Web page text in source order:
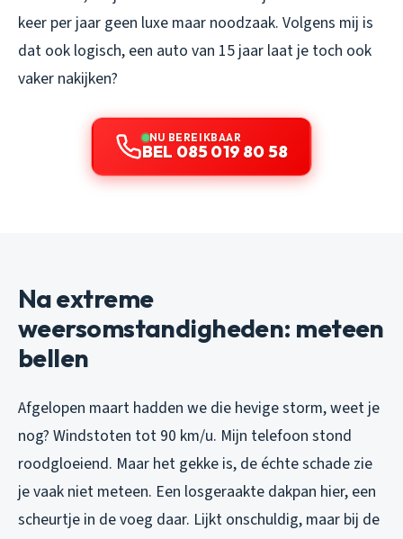
keer per jaar geen luxe maar noodzaak. Volgens mij is
dat ook logisch, een auto van 15 jaar laat je toch ook
vaker nakijken?
NU BEREIKBAAR
BEL 085 019 80 58
Na extreme
weersomstandigheden: meteen
bellen
Afgelopen maart hadden we die hevige storm, weet je
nog? Windstoten tot 90 km/u. Mijn telefoon stond
roodgloeiend. Maar het gekke is, de échte schade zie
je vaak niet meteen. Een losgeraakte dakpan hier, een
scheurtje in de voeg daar. Lijkt onschuldig, maar bij de